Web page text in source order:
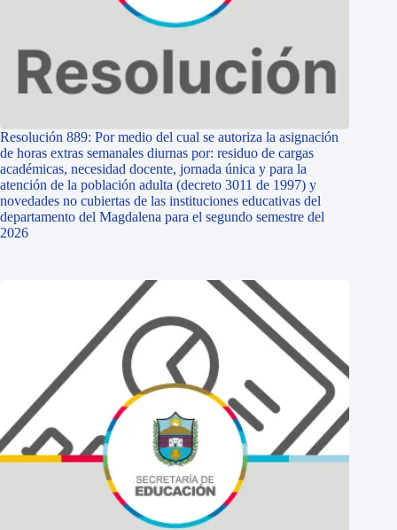
Resolución 889: Por medio del cual se autoriza la asignación
de horas extras semanales diurnas por: residuo de cargas
académicas, necesidad docente, jornada única y para la
atención de la población adulta (decreto 3011 de 1997) y
novedades no cubiertas de las instituciones educativas del
departamento del Magdalena para el segundo semestre del
2026